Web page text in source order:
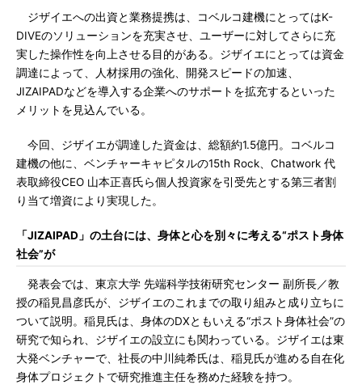
ジザイエへの出資と業務提携は、コベルコ建機にとってはK-
DIVEのソリューションを充実させ、ユーザーに対してさらに充
実した操作性を向上させる目的がある。ジザイエにとっては資金
調達によって、人材採用の強化、開発スピードの加速、
JIZAIPADなどを導入する企業へのサポートを拡充するといった
メリットを見込んでいる。
今回、ジザイエが調達した資金は、総額約1.5億円。コベルコ
建機の他に、ベンチャーキャピタルの15th Rock、Chatwork 代
表取締役CEO 山本正喜氏ら個人投資家を引受先とする第三者割
り当て増資により実現した。
「JIZAIPAD」の土台には、身体と心を別々に考える“ポスト身体
社会”が
発表会では、東京大学 先端科学技術研究センター 副所長／教
授の稲見昌彦氏が、ジザイエのこれまでの取り組みと成り立ちに
ついて説明。稲見氏は、身体のDXともいえる“ポスト身体社会”の
研究で知られ、ジザイエの設立にも関わっている。ジザイエは東
大発ベンチャーで、社長の中川純希氏は、稲見氏が進める自在化
身体プロジェクトで研究推進主任を務めた経験を持つ。